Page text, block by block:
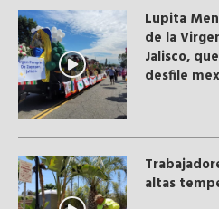
Lupita
de la
Jalisco,
desfile
altas